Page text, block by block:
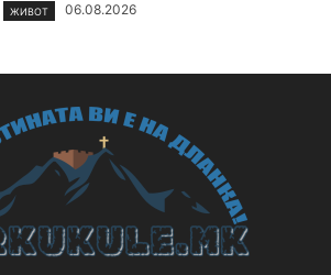
ЖИВОТ 06.08.2026